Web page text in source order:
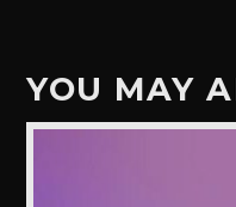
YOU MAY